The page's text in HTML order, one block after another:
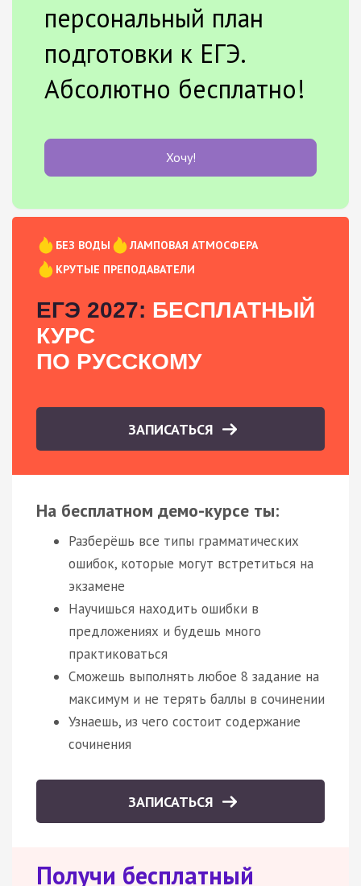
персональный план
подготовки к ЕГЭ.
Абсолютно бесплатно!
Хочу!
БЕЗ ВОДЫ
ЛАМПОВАЯ АТМОСФЕРА
КРУТЫЕ ПРЕПОДАВАТЕЛИ
ЕГЭ 2027: БЕСПЛАТНЫЙ
КУРС
ПО РУССКОМУ
ЗАПИСАТЬСЯ
На бесплатном демо-курсе ты:
Разберёшь все типы грамматических
ошибок, которые могут встретиться на
экзамене
Научишься находить ошибки в
предложениях и будешь много
практиковаться
Сможешь выполнять любое 8 задание на
максимум и не терять баллы в сочинении
Узнаешь, из чего состоит содержание
сочинения
ЗАПИСАТЬСЯ
Получи бесплатный